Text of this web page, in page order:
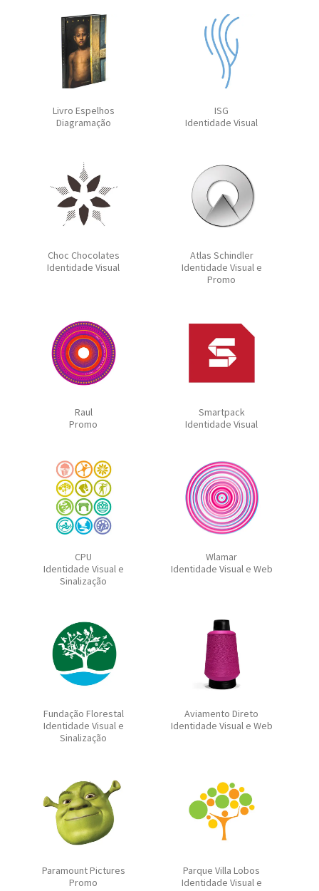
Livro Espelhos
Diagramação
ISG
Identidade Visual
Choc Chocolates
Identidade Visual
Atlas Schindler
Identidade Visual e
Promo
Raul
Promo
Smartpack
Identidade Visual
CPU
Identidade Visual e
Sinalização
Wlamar
Identidade Visual e Web
Fundação Florestal
Identidade Visual e
Sinalização
Aviamento Direto
Identidade Visual e Web
Paramount Pictures
Promo
Parque Villa Lobos
Identidade Visual e